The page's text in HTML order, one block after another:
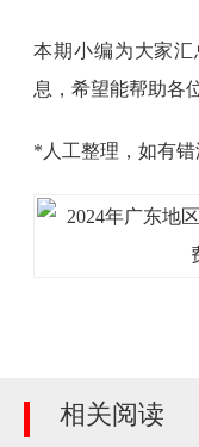
本期小编为大家汇
息，希望能帮助各
*人工整理，如有
相关阅读